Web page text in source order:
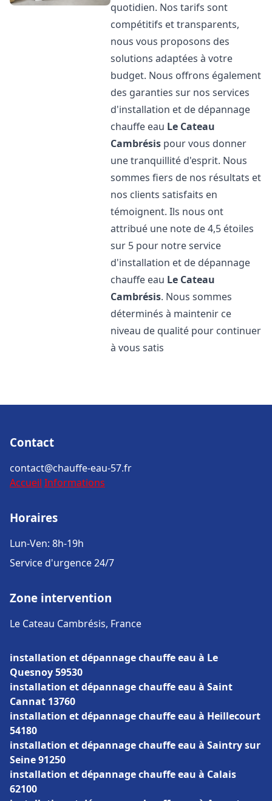
quotidien. Nos tarifs sont
compétitifs et transparents,
nous vous proposons des
solutions adaptées à votre
budget. Nous offrons également
des garanties sur nos services
d'installation et de dépannage
chauffe eau Le Cateau
Cambrésis pour vous donner
une tranquillité d'esprit. Nous
sommes fiers de nos résultats et
nos clients satisfaits en
témoignent. Ils nous ont
attribué une note de 4,5 étoiles
sur 5 pour notre service
d'installation et de dépannage
chauffe eau Le Cateau
Cambrésis. Nous sommes
déterminés à maintenir ce
niveau de qualité pour continuer
à vous satis
Contact
contact@chauffe-eau-57.fr
Accueil Informations
Horaires
Lun-Ven: 8h-19h
Service d'urgence 24/7
Zone intervention
Le Cateau Cambrésis, France
installation et dépannage chauffe eau à Le
Quesnoy 59530
installation et dépannage chauffe eau à Saint
Cannat 13760
installation et dépannage chauffe eau à Heillecourt
54180
installation et dépannage chauffe eau à Saintry sur
Seine 91250
installation et dépannage chauffe eau à Calais
62100